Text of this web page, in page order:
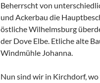
Beherrscht von
und Ackerbau die
östliche Wilhelmsburg
der Dove Elbe. Etliche alte
Windmühle Johanna.
Nun sind wir in Kirchdorf,